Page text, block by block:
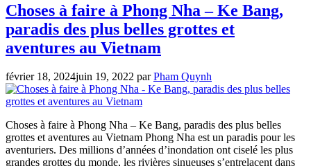
Choses à faire à Phong Nha – Ke Bang,
paradis des plus belles grottes et
aventures au Vietnam
février 18, 2024juin 19, 2022 parPham Quynh
Choses à faire à Phong Nha – Ke Bang, paradis des plus belles
grottes et aventures au Vietnam Phong Nha est un paradis pour les
aventuriers. Des millions d’années d’inondation ont ciselé les plus
grandes grottes du monde, les rivières sinueuses s’entrelacent dans